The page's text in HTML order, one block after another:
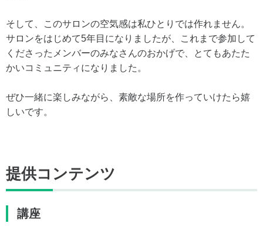
そして、このサロンの空気感は私ひとりでは作れません。
サロンをはじめて5年目になりましたが、これまで参加して
くださったメンバーのみなさんのおかげで、とてもあたた
かいコミュニティになりました。
ぜひ一緒に楽しみながら、素敵な場所を作っていけたら嬉
しいです。
提供コンテンツ
講座